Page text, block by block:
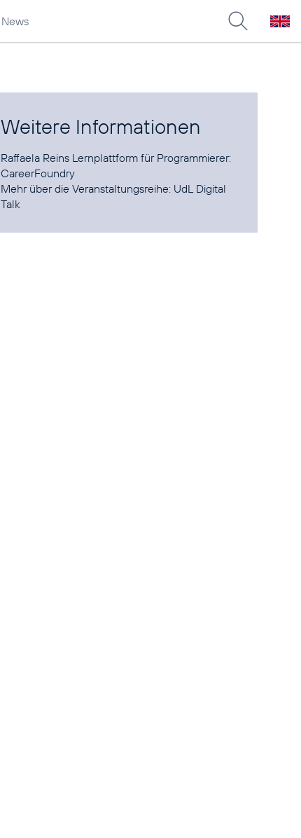
News
Weitere Informationen
Raffaela Reins Lernplattform für Programmierer:
CareerFoundry
Mehr über die Veranstaltungsreihe: UdL Digital
Talk